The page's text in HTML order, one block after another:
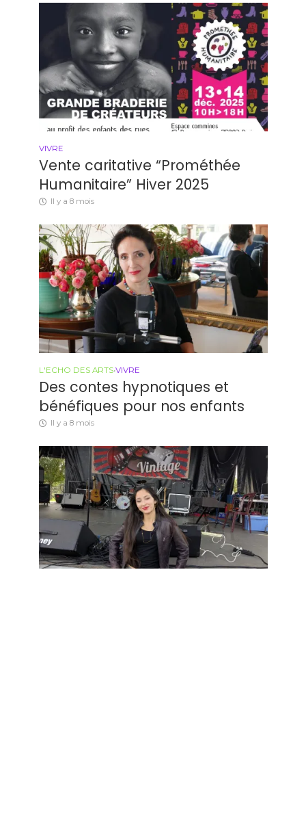
VIVRE
Vente caritative “Prométhée
Humanitaire” Hiver 2025
Il y a 8 mois
L'ECHO DES ARTS•VIVRE
Des contes hypnotiques et
bénéfiques pour nos enfants
Il y a 8 mois